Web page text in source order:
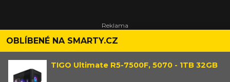
OBLÍBENÉ NA SMARTY.CZ
TIGO Ultimate R5-7500F, 5070 - 1TB 32GB